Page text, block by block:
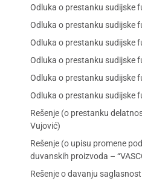
Odluka o prestanku sudijske
Odluka o prestanku sudijske
Odluka o prestanku sudijske
Odluka o prestanku sudijske
Odluka o prestanku sudijske
Odluka o prestanku sudijske
Rešenje (o prestanku
Vujović)
Rešenje (o upisu promene
duvanskih proizvoda –
Rešenje o davanju